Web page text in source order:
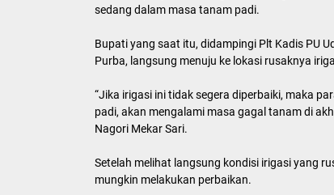
sedang dalam masa tanam padi.
Bupati yang saat itu, didampingi Plt Kadis PU
Purba, langsung menuju ke lokasi rusaknya
“Jika irigasi ini tidak segera diperbaiki, maka
padi, akan mengalami masa gagal tanam di
Nagori Mekar Sari.
Setelah melihat langsung kondisi irigasi yang
mungkin melakukan perbaikan.